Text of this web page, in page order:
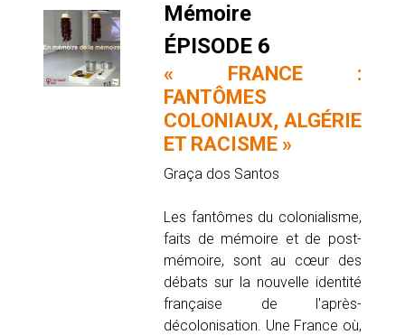
Mémoire
ÉPISODE 6
« FRANCE :
FANTÔMES
COLONIAUX, ALGÉRIE
ET RACISME »
Graça dos Santos
Les fantômes du colonialisme,
faits de mémoire et de post-
mémoire, sont au cœur des
débats sur la nouvelle identité
française de l'après-
décolonisation. Une France où,